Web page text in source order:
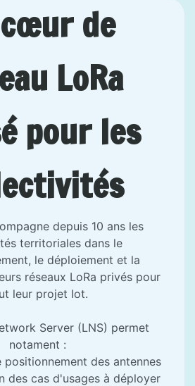
de
LoRa
pour les
depuis 10 ans les
territoriales dans le
le déploiement et la
réseaux LoRa privés pour
leur projet Iot.
Server (LNS) permet
notament :
des antennes
des cas d'usages à déployer